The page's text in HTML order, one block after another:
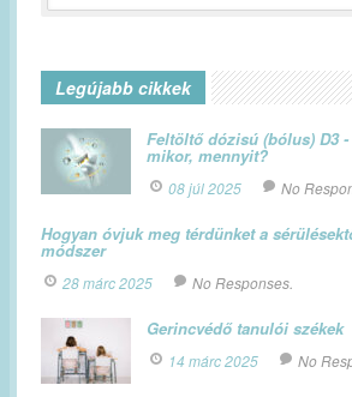
Legújabb cikkek
Feltöltő dózisú (bólus) D3
mikor, mennyit?
08 júl 2025 No
Hogyan óvjuk meg térdünket a
módszer
28 márc 2025 No Responses.
Gerincvédő tanulói székek
14 márc 2025 No